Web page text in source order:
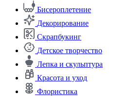
Бисероплетение
Декорирование
Скрапбукинг
Детское творчество
Лепка и скульптура
Красота и уход
Флористика